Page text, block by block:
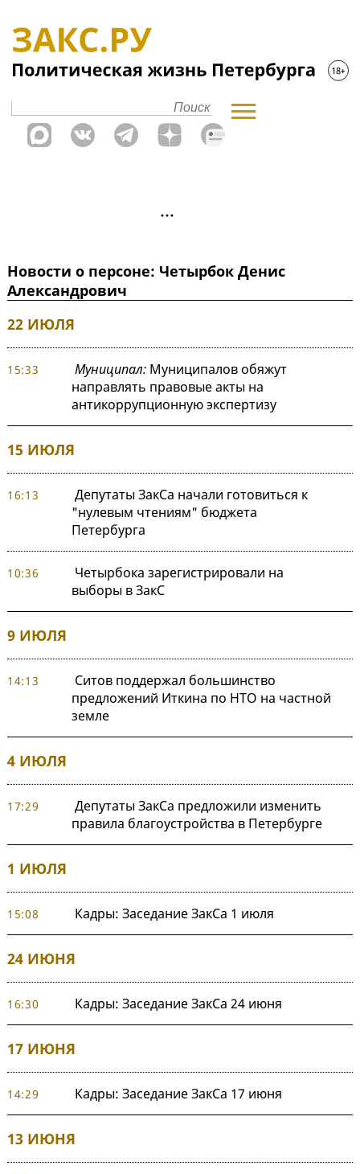
Новости о персоне: Четырбок Денис
Александрович
22 ИЮЛЯ
15:33 Муниципал:Муниципалов обяжут
направлять правовые акты на
антикоррупционную экспертизу
15 ИЮЛЯ
16:13
Депутаты ЗакСа начали готовиться к
"нулевым чтениям" бюджета
Петербурга
10:36
Четырбока зарегистрировали на
выборы в ЗакС
9 ИЮЛЯ
14:13
Ситов поддержал большинство
предложений Иткина по НТО на частной
земле
4 ИЮЛЯ
17:29
Депутаты ЗакСа предложили изменить
правила благоустройства в Петербурге
1 ИЮЛЯ
15:08 Кадры: Заседание ЗакСа 1 июля
24 ИЮНЯ
16:30 Кадры: Заседание ЗакСа 24 июня
17 ИЮНЯ
14:29 Кадры: Заседание ЗакСа 17 июня
13 ИЮНЯ